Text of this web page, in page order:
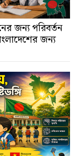
জন্য পরিবর্তন
জন্য